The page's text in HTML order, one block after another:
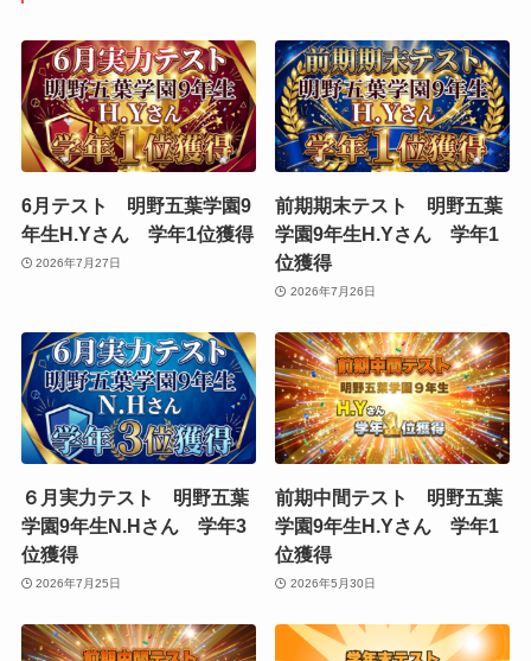
6月テスト 明野五葉学園9
年生H.Yさん 学年1位獲得
2026年7月27日
前期期末テスト 明野五葉
学園9年生H.Yさん 学年1
位獲得
2026年7月26日
６月実力テスト 明野五葉
学園9年生N.Hさん 学年3
位獲得
2026年7月25日
前期中間テスト 明野五葉
学園9年生H.Yさん 学年1
位獲得
2026年5月30日